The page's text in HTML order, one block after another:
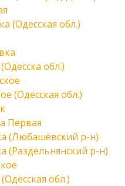
(Одесская обл.)
обл.)
(Одесская обл.)
Первая
(Любашёвский р-н)
(Раздельнянский р-н)
обл.)